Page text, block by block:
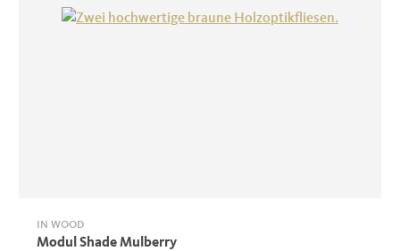
IN WOOD
Modul Shade Mulberry